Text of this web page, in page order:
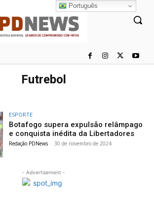
Futrebol
ESPORTE
Botafogo supera expulsão relâmpago
e conquista inédita da Libertadores
Redação PDNews - 30 de novembro de 2024
- Advertisement -
Português